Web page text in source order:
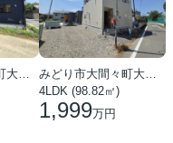
みどり市大間々町大間々
みどり市大間々町大間々
4LDK (98.82㎡)
1,999万円